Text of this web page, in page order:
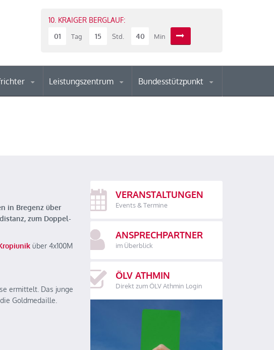
10. KRAIGER BERGLAUF:
01
Tag 15 Std. 40 Min
Leistungszentrum Bundesstützpunkt
in Bregenz über
zum Doppel-
über 4x100M
ermittelt. Das junge
Goldmedaille.
VERANSTALTUNGEN
Events & Termine
ANSPRECHPARTNER
im Überblick
ÖLV ATHMIN
Direkt zum ÖLV Athmin Login